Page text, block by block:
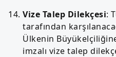
Vize Talep Dilekçesi:
tarafından
Ülkenin
imzalı vize talep